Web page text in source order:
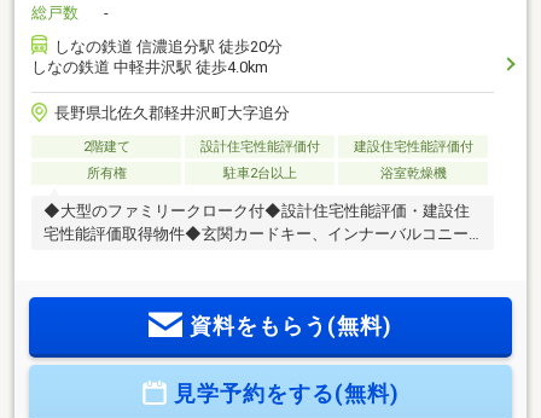
総戸数
-
しなの鉄道 信濃追分駅 徒歩20分
しなの鉄道 中軽井沢駅 徒歩4.0km
長野県北佐久郡軽井沢町大字追分
2階建て 設計住宅性能評価付
建設住宅性能評価付
所有権
駐車2台以上 浴室乾燥機
◆大型のファミリークローク付◆設計住宅性能評価・建設住
宅性能評価取得物件◆玄関カードキー、インナーバルコニー
資料をもらう(無料)
見学予約をする(無料)